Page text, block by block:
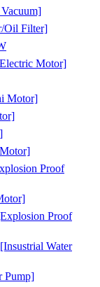
Filter]
Motor]
Motor]
Proof
Proof
Water
Pump]